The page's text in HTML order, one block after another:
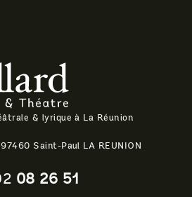
Vollard
& lyrique à La Réunion
Saint-Paul LA REUNION
08 26 51